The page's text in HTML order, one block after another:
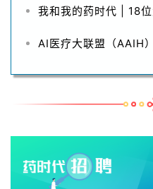
我和我的药时代 | 18
AI医疗大联盟（AAIH